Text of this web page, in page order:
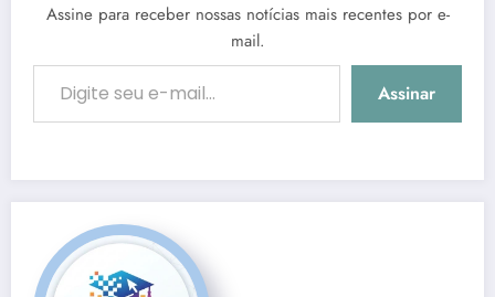
Assine para receber nossas notícias mais recentes por e-
mail.
Digite seu e-mail…
Assinar